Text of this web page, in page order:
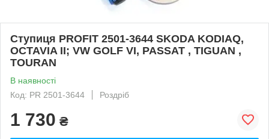
Ступиця PROFIT 2501-3644 SKODA KODIAQ,
OCTAVIA II; VW GOLF VI, PASSAT , TIGUAN ,
TOURAN
В наявності
Код: PR 2501-3644
Роздріб
1 730 ₴